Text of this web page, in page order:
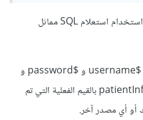
وإذا كان المستخدم طبيبًا، فيمكنك استخدام استعلام SQL مماثل
تأكد من استبدال القيم المؤقتة مثل $username و $password و
$role و $patientName و $patientInfo بالقيم الفعلية التي تم
أو أي مصدر آخر.